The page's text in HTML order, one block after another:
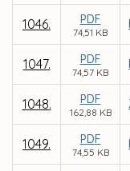
1046. PDF
74,51 KB
1047. PDF
74,57 KB
1048. PDF
162,88 KB
1049. PDF
74,55 KB